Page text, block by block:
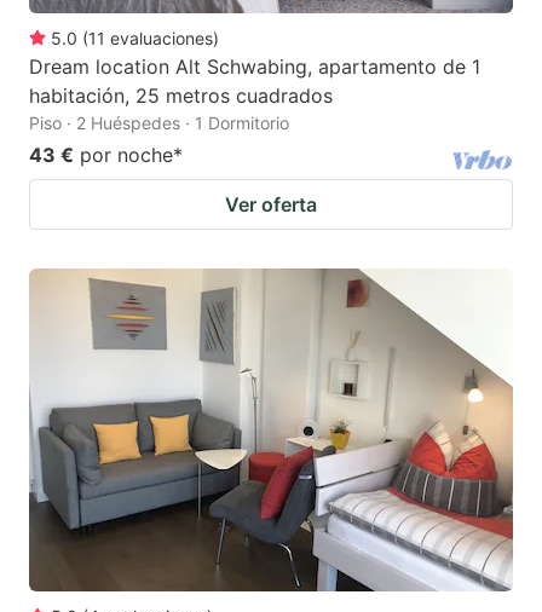
5.0 (11 evaluaciones)
Dream location Alt Schwabing, apartamento de 1
habitación, 25 metros cuadrados
Piso · 2 Huéspedes · 1 Dormitorio
43 € por noche*
Ver oferta